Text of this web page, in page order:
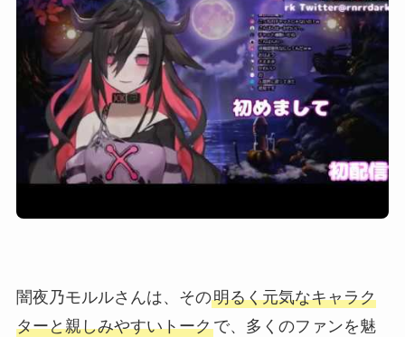
闇夜乃モルルさんは、その明るく元気なキャラク
ターと親しみやすいトークで、多くのファンを魅